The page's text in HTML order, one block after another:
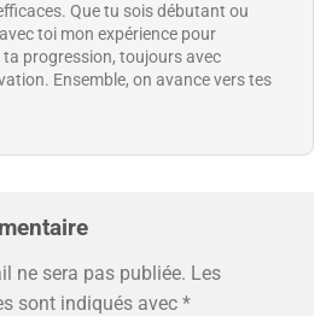
Que tu sois débutant ou
toi mon expérience pour
progression, toujours avec
Ensemble, on avance vers tes
ne sera pas publiée. Les
sont indiqués avec *